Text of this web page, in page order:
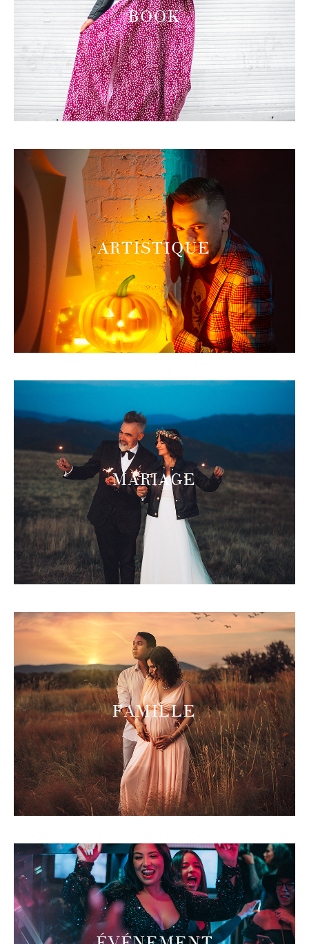
BOOK
ARTISTIQUE
MARIAGE
FAMILLE